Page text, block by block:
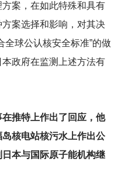
案，在如此特殊和具有
案选择和影响，对其决
全球公认核安全标准”的做
政府在监测上述方法有
推特上作出了回应，他
核电站核污水上作出公
本与国际原子能机构继